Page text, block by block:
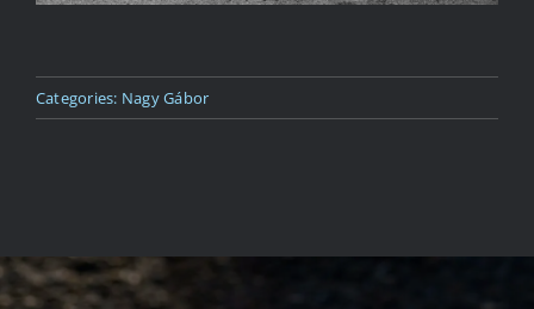
Categories: Nagy Gábor